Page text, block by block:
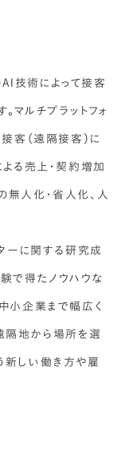
AI技術によって接客
マルチプラットフォ
客（遠隔接客）に
る売上・契約増加
無人化・省人化、人
ーに関する研究成
で得たノウハウな
小企業まで幅広く
隔地から場所を選
新しい働き方や雇